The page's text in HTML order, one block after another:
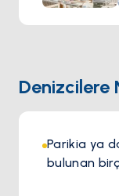
unutulmaz bir
karşı bir kadeh
ruhunun
Denizcilere
Parikia ya
bulunan